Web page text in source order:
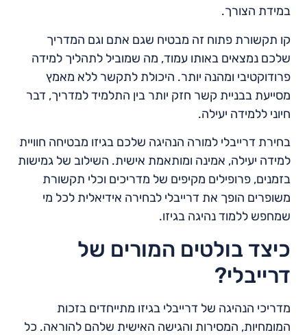
במידת הצורך.
קו תקשורת פתוח זה מבטיח שגם אתם וגם המדריך
שלכם נמצאים באותו עמוד, מה שמוביל לתהליך למידה
פרודוקטיבי ומהנה יותר. היכולת לתקשר ללא מאמץ
מסייעת בבניית קשר חזק יותר בין התלמיד למדריך, דבר
חיוני ללמידה יעילה.
בחירת דרייבלי למורה הנהיגה שלכם בגיזו מבטיחה חוויית
למידה יעילה, אמינה ומותאמת אישית. השילוב של גמישות
בזמנים, פרופילים מקיפים של מדריכים וכלי תקשורת
משופרים הופך את דרייבלי לבחירה אידיאלית לכל מי
שמחפש ללמוד נהיגה בגיזו.
כיצד בולטים המורים של
דרייבלי?
מדריכי הנהיגה של דרייבלי בגיזו מתייחדים בזכות
המומחיות, המסירות והגישה האישית שלהם להוראה. כל